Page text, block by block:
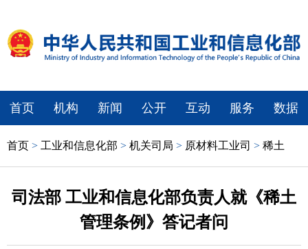
首页 机构 新闻 公开 互动 服务 数据
首页 > 工业和信息化部 > 机关司局 > 原材料工业司 > 稀土
司法部 工业和信息化部负责人就《稀土
管理条例》答记者问